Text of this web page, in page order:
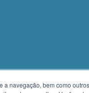
a navegação, bem como